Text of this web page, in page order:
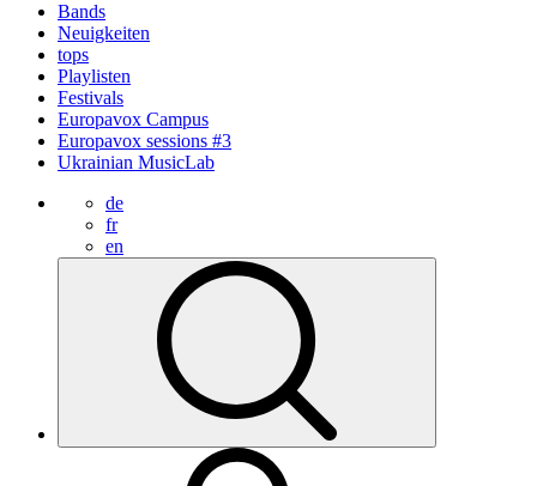
Bands
Neuigkeiten
tops
Playlisten
Festivals
Europavox Campus
Europavox sessions #3
Ukrainian MusicLab
de
fr
en